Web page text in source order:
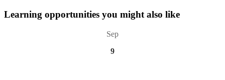
Learning opportunities you might also like
Sep
9